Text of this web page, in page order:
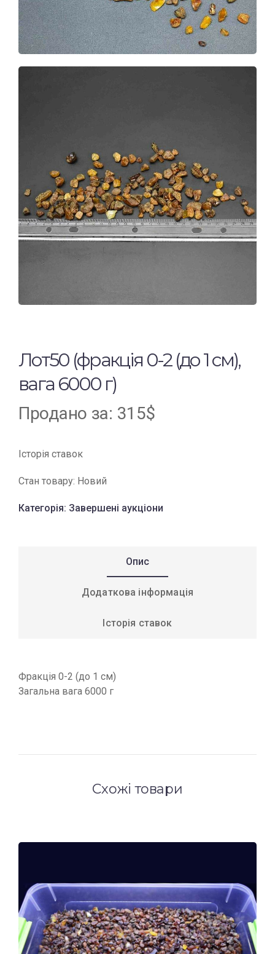
Лот50 (фракція 0-2 (до 1 см),
вага 6000 г)
Продано за: 315$
Історія ставок
Стан товару: Новий
Категорія: Завершені аукціони
Опис
Додаткова інформація
Історія ставок
Фракція 0-2 (до 1 см)
Загальна вага 6000 г
Схожі товари